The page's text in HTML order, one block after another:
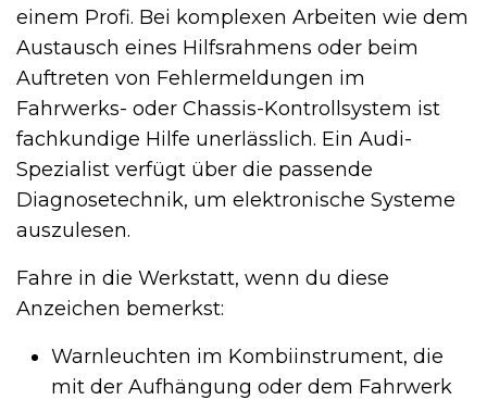
einem Profi. Bei komplexen Arbeiten wie dem
Austausch eines Hilfsrahmens oder beim
Auftreten von Fehlermeldungen im
Fahrwerks- oder Chassis-Kontrollsystem ist
fachkundige Hilfe unerlässlich. Ein Audi-
Spezialist verfügt über die passende
Diagnosetechnik, um elektronische Systeme
auszulesen.
Fahre in die Werkstatt, wenn du diese
Anzeichen bemerkst:
Warnleuchten im Kombiinstrument, die
mit der Aufhängung oder dem Fahrwerk